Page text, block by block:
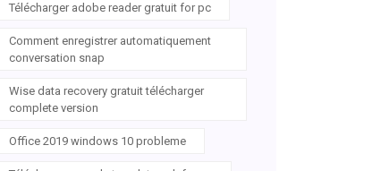
Télécharger adobe reader gratuit for pc
Comment enregistrer automatiquement
conversation snap
Wise data recovery gratuit télécharger
complete version
Office 2019 windows 10 probleme